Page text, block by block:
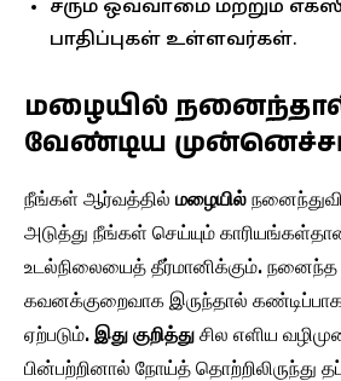
சரும ஒவ்வாமை மற்றும்
பாதிப்புகள் உள்ளவர்கள்.
மழையில்
வேண்டிய
நீங்கள் ஆர்வத்தில் மழையில்
அடுத்து நீங்கள் செய்யும்
உடல்நிலையைத் தீர்மானிக்கும். நனைந்த
கவனக்குறைவாக இருந்தால்
ஏற்படும். இது குறித்து சில எளிய
பின்பற்றினால் நோய்த் தொற்றிலிருந்து